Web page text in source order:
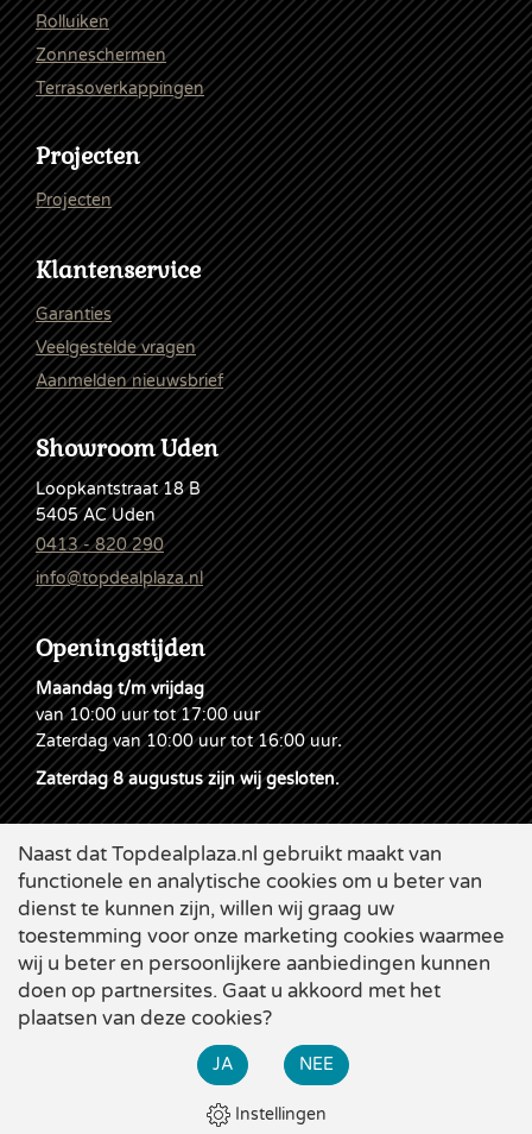
Bekijk alle zomer-acties bij Topdeal. Diverse grote kortingen
op de beste producten!
Rolluiken
Zonneschermen
Terrasoverkappingen
Projecten
Projecten
Klantenservice
Garanties
Veelgestelde vragen
Aanmelden nieuwsbrief
Showroom Uden
Loopkantstraat 18 B
5405 AC Uden
0413 - 820 290
info@topdealplaza.nl
Openingstijden
Maandag t/m vrijdag
van 10:00 uur tot 17:00 uur
Zaterdag van 10:00 uur tot 16:00 uur.
Zaterdag 8 augustus zijn wij gesloten.
Cookies|Leveringsvoorwaarden
Webdesign
Applepie
Naast dat Topdealplaza.nl gebruikt maakt van
functionele en analytische cookies om u beter van
dienst te kunnen zijn, willen wij graag uw
toestemming voor onze marketing cookies waarmee
wij u beter en persoonlijkere aanbiedingen kunnen
doen op partnersites. Gaat u akkoord met het
plaatsen van deze cookies?
JA NEE
Instellingen